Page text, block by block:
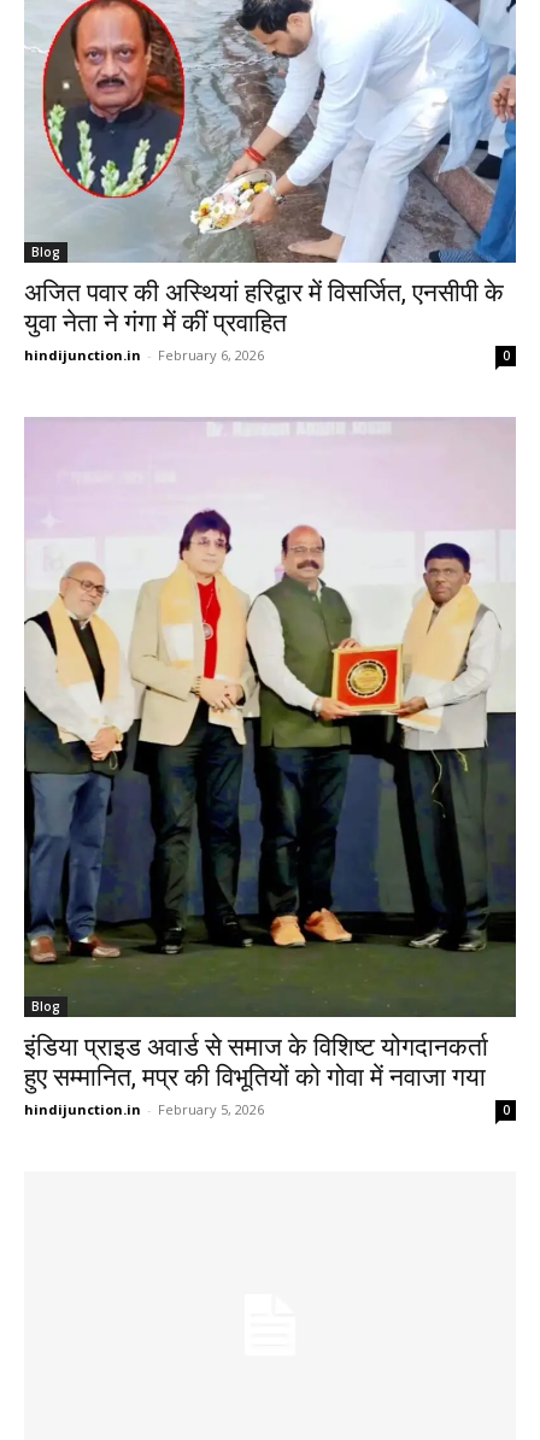
Blog
अजित पवार की अस्थियां हरिद्वार में विसर्जित, एनसीपी के
युवा नेता ने गंगा में कीं प्रवाहित
hindijunction.in - February 6, 2026 0
Blog
इंडिया प्राइड अवार्ड से समाज के विशिष्ट योगदानकर्ता
हुए सम्मानित, मप्र की विभूतियों को गोवा में नवाजा गया
hindijunction.in - February 5, 2026 0